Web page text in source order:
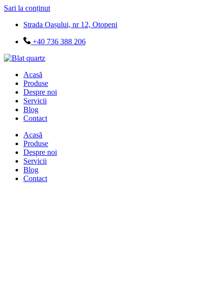
Sari la conținut
Strada Oașului, nr 12, Otopeni
+40 736 388 206
Acasă
Produse
Despre noi
Servicii
Blog
Contact
Acasă
Produse
Despre noi
Servicii
Blog
Contact